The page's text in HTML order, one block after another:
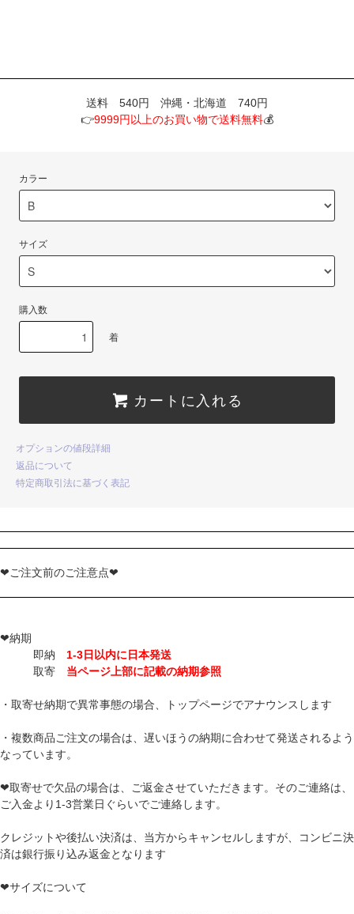
送料 540円 沖縄・北海道 740円
👉9999円以上のお買い物で送料無料💰
カラー
サイズ
購入数
着
カートに入れる
オプションの値段詳細
返品について
特定商取引法に基づく表記
❤ご注文前のご注意点❤
❤納期
即納 1-3日以内に日本発送
取寄 当ページ上部に記載の納期参照
・取寄せ納期で異常事態の場合、トップページでアナウンスします
・複数商品ご注文の場合は、遅いほうの納期に合わせて発送されるよう
なっています。
❤取寄せで欠品の場合は、ご返金させていただきます。そのご連絡は、
ご入金より1-3営業日ぐらいでご連絡します。
クレジットや後払い決済は、当方からキャンセルしますが、コンビニ決
済は銀行振り込み返金となります
❤サイズについて